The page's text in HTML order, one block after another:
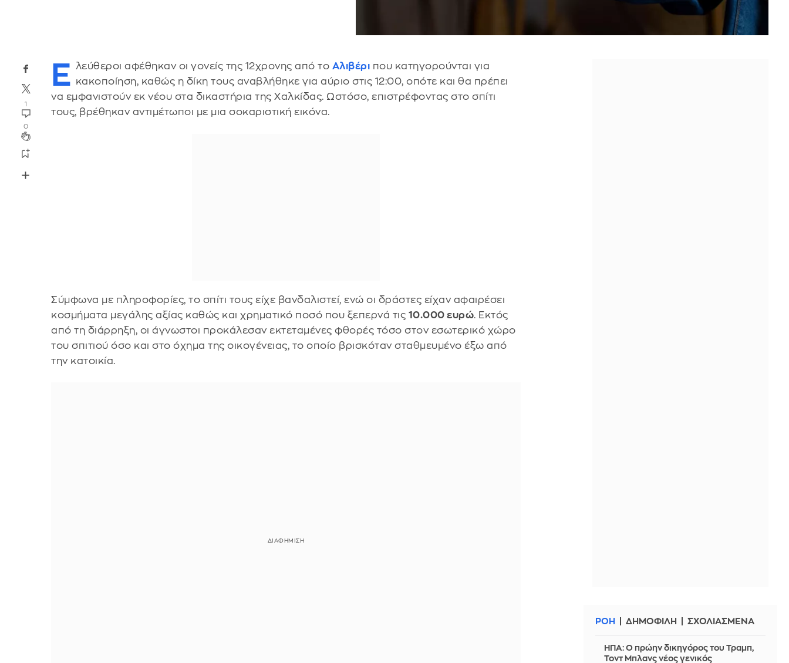
1
0
Ε λεύθεροι αφέθηκαν οι γονείς της 12χρονης από το Αλιβέρι που κατηγορούνται για
κακοποίηση, καθώς η δίκη τους αναβλήθηκε για αύριο στις 12:00, οπότε και θα πρέπει
να εμφανιστούν εκ νέου στα δικαστήρια της Χαλκίδας. Ωστόσο, επιστρέφοντας στο σπίτι
τους, βρέθηκαν αντιμέτωποι με μια σοκαριστική εικόνα.
Σύμφωνα με πληροφορίες, το σπίτι τους είχε βανδαλιστεί, ενώ οι δράστες είχαν αφαιρέσει
κοσμήματα μεγάλης αξίας καθώς και χρηματικό ποσό που ξεπερνά τις 10.000 ευρώ. Εκτός
από τη διάρρηξη, οι άγνωστοι προκάλεσαν εκτεταμένες φθορές τόσο στον εσωτερικό χώρο
του σπιτιού όσο και στο όχημα της οικογένειας, το οποίο βρισκόταν σταθμευμένο έξω από
την κατοικία.
ΡΟΗ ΔΗΜΟΦΙΛΗ ΣΧΟΛΙΑΣΜΕΝΑ
ΗΠΑ: Ο πρώην δικηγόρος του Τραμπ,
Τοντ Μπλανς νέος γενικός